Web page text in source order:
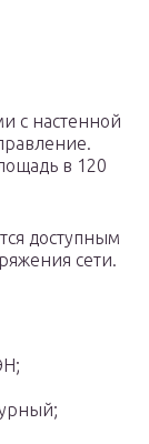
с настенной
в 120
доступным
сети.